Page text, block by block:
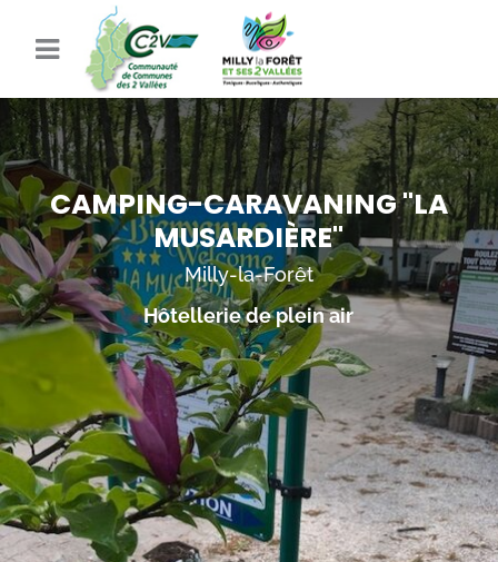
CAMPING-CARAVANING "LA
MUSARDIÈRE"
Milly-la-Forêt
Hôtellerie de plein air